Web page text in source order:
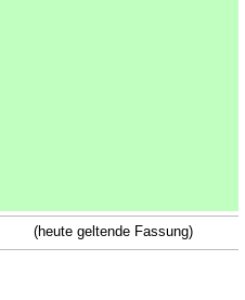
(heute geltende Fassung)